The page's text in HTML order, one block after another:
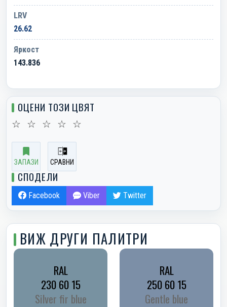
LRV
26.62
Яркост
143.836
ОЦЕНИ ТОЗИ ЦВЯТ
☆ ☆ ☆ ☆ ☆
ЗАПАЗИ СРАВНИ
СПОДЕЛИ
Facebook Viber Twitter
ВИЖ ДРУГИ ПАЛИТРИ
RAL
230 60 15
Silver fir blue
RAL
250 60 15
Gentle blue